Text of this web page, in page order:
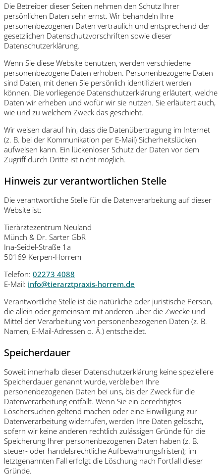
Die Betreiber dieser Seiten nehmen den Schutz Ihrer
persönlichen Daten sehr ernst. Wir behandeln Ihre
personenbezogenen Daten vertraulich und entsprechend der
gesetzlichen Datenschutzvorschriften sowie dieser
Datenschutzerklärung.
Wenn Sie diese Website benutzen, werden verschiedene
personenbezogene Daten erhoben. Personenbezogene Daten
sind Daten, mit denen Sie persönlich identifiziert werden
können. Die vorliegende Datenschutzerklärung erläutert, welche
Daten wir erheben und wofür wir sie nutzen. Sie erläutert auch,
wie und zu welchem Zweck das geschieht.
Wir weisen darauf hin, dass die Datenübertragung im Internet
(z. B. bei der Kommunikation per E-Mail) Sicherheitslücken
aufweisen kann. Ein lückenloser Schutz der Daten vor dem
Zugriff durch Dritte ist nicht möglich.
Hinweis zur verantwortlichen Stelle
Die verantwortliche Stelle für die Datenverarbeitung auf dieser
Website ist:
Tierärztezentrum Neuland
Münch & Dr. Sarter GbR
Ina-Seidel-Straße 1a
50169 Kerpen-Horrem
Telefon: 02273 4088
E-Mail: info@tierarztpraxis-horrem.de
Verantwortliche Stelle ist die natürliche oder juristische Person,
die allein oder gemeinsam mit anderen über die Zwecke und
Mittel der Verarbeitung von personenbezogenen Daten (z. B.
Namen, E-Mail-Adressen o. Ä.) entscheidet.
Speicherdauer
Soweit innerhalb dieser Datenschutzerklärung keine speziellere
Speicherdauer genannt wurde, verbleiben Ihre
personenbezogenen Daten bei uns, bis der Zweck für die
Datenverarbeitung entfällt. Wenn Sie ein berechtigtes
Löschersuchen geltend machen oder eine Einwilligung zur
Datenverarbeitung widerrufen, werden Ihre Daten gelöscht,
sofern wir keine anderen rechtlich zulässigen Gründe für die
Speicherung Ihrer personenbezogenen Daten haben (z. B.
steuer- oder handelsrechtliche Aufbewahrungsfristen); im
letztgenannten Fall erfolgt die Löschung nach Fortfall dieser
Gründe.